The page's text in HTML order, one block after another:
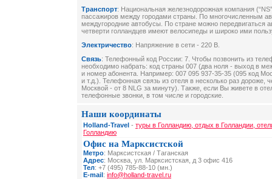
Транспорт: Национальная железнодорожная компания
пассажиров между городами страны. По многочисленным
междугородние автобусы. По стране можно передвигаться
четверти голландцев имеют велосипеды и широко ими
Электричество: Напряжение в сети - 220 В.
Связь: Телефонный код России: 7. Чтобы позвонить из
необходимо набрать: код страны 007 (два ноля - выход в
и номер абонента. Например: 007 095 937-35-35 (095 код
и т.д.). Телефонная связь из отеля в несколько раз дороже,
Москвой - от 8 NLG за минуту). Также, если Вы живете в
телефонные звонки, в том числе и городские.
Наши координаты
Holland-Travel - туры в Голландию, отдых в Голландии,
Голландию
Офис на Марксистской
Метро: Марксистская / Таганская
Адрес: Москва, ул. Марксистская, д 3 офис 416
Тел: +7 (495) 785-88-10 (мн.)
E-mail: info@holland-travel.ru